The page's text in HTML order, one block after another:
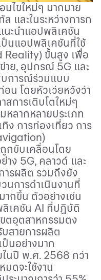
นไขใหม่ๆ มากมาย
และในระหว่างการก
นะนำแอปพลิเคชัน
ป็นแอปพลิเคชันที่ใช้
Reality) ขั้นสูง เพื่อ
าย, อุปกรณ์ 5G และ
บการณ์ร่วมแบบ
น โดยหัวเว่ยหวังว่า
สการเติบโตใหม่ๆ
หลากหลายประเภท
ง การท่องเที่ยว การ
กขับเคลื่อนโดย
าง 5G, คลาวด์ และ
ารผลิต รวมถึงยัง
นการดำเนินงานที่
กขึ้น ตัวอย่างเช่น
เคชัน AI ที่ปฏิบัติ
ตอุตสาหกรรมตง
สายการผลิต
นอย่างมาก
ในปี พ.ศ. 2568 กว่า
ดจะใช้งาน